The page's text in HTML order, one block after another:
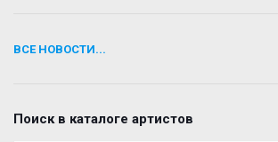
ВСЕ НОВОСТИ...
Поиск в каталоге артистов